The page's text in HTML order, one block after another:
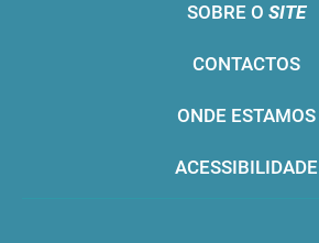
SOBRE O SITE
CONTACTOS
ONDE ESTAMOS
ACESSIBILIDADE